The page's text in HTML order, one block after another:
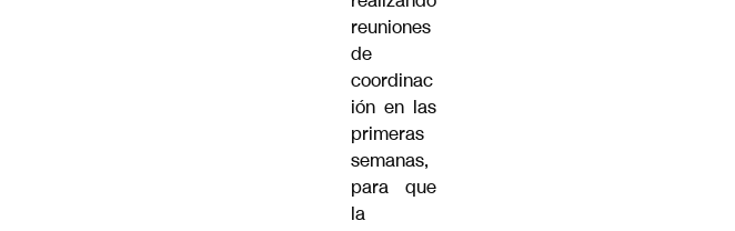
reuniones
de
coordinac
ión en las
primeras
semanas,
para que
la